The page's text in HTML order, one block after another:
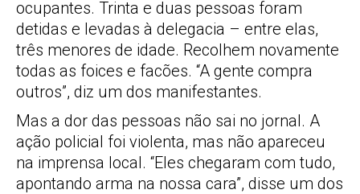
ocupantes. Trinta e duas pessoas foram
detidas e levadas à delegacia – entre elas,
três menores de idade. Recolhem novamente
todas as foices e facões. “A gente compra
outros”, diz um dos manifestantes.
Mas a dor das pessoas não sai no jornal. A
ação policial foi violenta, mas não apareceu
na imprensa local. “Eles chegaram com tudo,
apontando arma na nossa cara”, disse um dos